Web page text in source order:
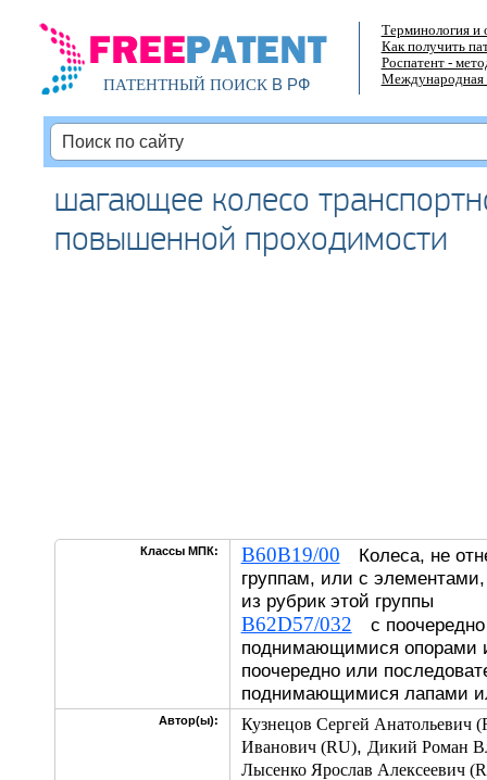
ПАТЕНТНЫЙ ПОИСКВ РФ
Терминология и
Как получить
Роспатент -
Международная
шагающее колесо
повышенной проходимости
Классы МПК: B60B19/00 Колеса, не
группам, или с
из рубрик этой группы
B62D57/032 с поочередно
поднимающимися опорами
поочередно или
поднимающимися лапами
Автор(ы):
Кузнецов Сергей Анатольевич
Иванович (RU), Дикий Роман
Лысенко Ярослав Алексеевич